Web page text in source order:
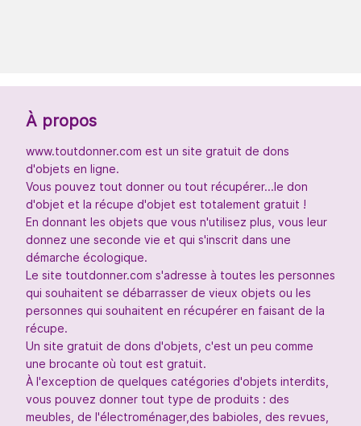
À propos
www.toutdonner.com est un site gratuit de dons
d'objets en ligne.
Vous pouvez tout donner ou tout récupérer...le don
d'objet et la récupe d'objet est totalement gratuit !
En donnant les objets que vous n'utilisez plus, vous leur
donnez une seconde vie et qui s'inscrit dans une
démarche écologique.
Le site toutdonner.com s'adresse à toutes les personnes
qui souhaitent se débarrasser de vieux objets ou les
personnes qui souhaitent en récupérer en faisant de la
récupe.
Un site gratuit de dons d'objets, c'est un peu comme
une brocante où tout est gratuit.
À l'exception de quelques catégories d'objets interdits,
vous pouvez donner tout type de produits : des
meubles, de l'électroménager,des babioles, des revues,